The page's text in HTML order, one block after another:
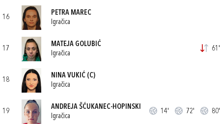
16
PETRA MAREC
Igračica
17
MATEJA GOLUBIĆ
Igračica
61'
18
NINA VUKIĆ (C)
Igračica
19
ANDREJA ŠĆUKANEC-HOPINSKI
Igračica
14' 72' 80'